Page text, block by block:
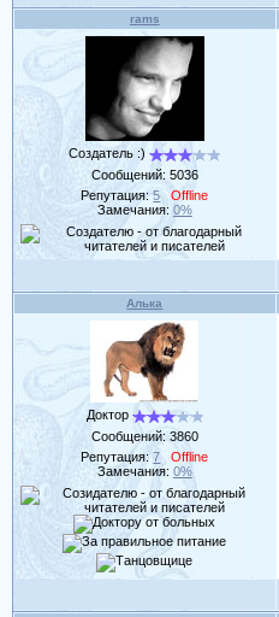
rams
Создатель :)
Сообщений: 5036
Репутация:5
Offline
Замечания: 0%
Алька
Доктор
Сообщений: 3860
Репутация:7
Offline
Замечания: 0%